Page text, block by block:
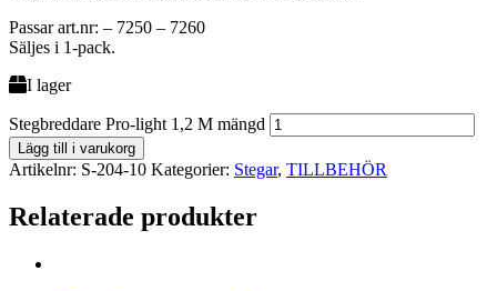
Passar art.nr: – 7250 – 7260
Säljes i 1-pack.
I lager
Stegbreddare Pro-light 1,2 M mängd
Lägg till i varukorg
Artikelnr: S-204-10 Kategorier: Stegar, TILLBEHÖR
Relaterade produkter